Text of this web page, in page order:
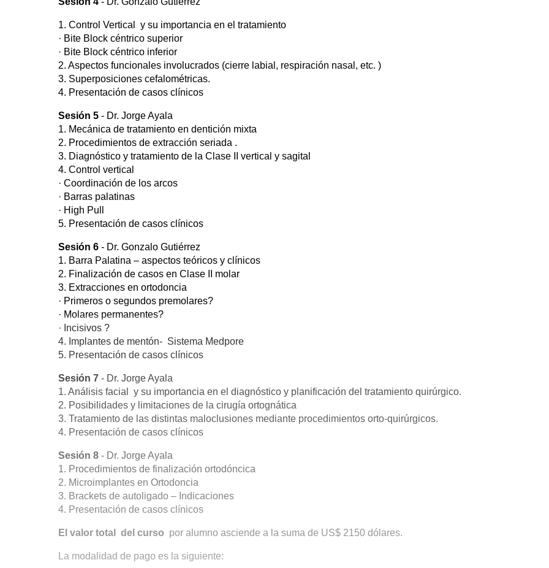
1. Control Vertical y su importancia en el tratamiento
· Bite Block céntrico superior
· Bite Block céntrico inferior
2. Aspectos funcionales involucrados (cierre labial, respiración nasal, etc. )
3. Superposiciones cefalométricas.
4. Presentación de casos clínicos
Sesión 5 - Dr. Jorge Ayala
1. Mecánica de tratamiento en dentición mixta
2. Procedimientos de extracción seriada .
3. Diagnóstico y tratamiento de la Clase II vertical y sagital
4. Control vertical
· Coordinación de los arcos
· Barras palatinas
· High Pull
5. Presentación de casos clínicos
Sesión 6 - Dr. Gonzalo Gutiérrez
1. Barra Palatina – aspectos teóricos y clínicos
2. Finalización de casos en Clase II molar
3. Extracciones en ortodoncia
· Primeros o segundos premolares?
· Molares permanentes?
· Incisivos ?
4. Implantes de mentón- Sistema Medpore
5. Presentación de casos clínicos
Sesión 7 - Dr. Jorge Ayala
1. Análisis facial y su importancia en el diagnóstico y planificación del tratamiento quirúrgico.
2. Posibilidades y limitaciones de la cirugía ortognática
3. Tratamiento de las distintas maloclusiones mediante procedimientos orto-quirúrgicos.
4. Presentación de casos clínicos
Sesión 8 - Dr. Jorge Ayala
1. Procedimientos de finalización ortodóncica
2. Microimplantes en Ortodoncia
3. Brackets de autoligado – Indicaciones
4. Presentación de casos clínicos
El valor total del curso por alumno asciende a la suma de US$ 2150 dólares.
La modalidad de pago es la siguiente: